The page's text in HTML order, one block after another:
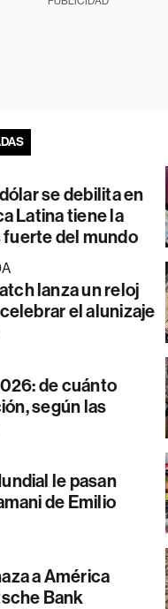
se debilita en
Latina tiene la
fuerte del mundo
lanza un reloj
el alunizaje
de cuánto
según las
le pasan
de Emilio
a América
Bank